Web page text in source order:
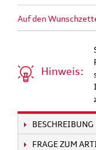
Auf den
Hinweis:
BESCHREIBUNG
FRAGE ZUM